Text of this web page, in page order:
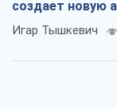
создает новую
Игар Тышкевич